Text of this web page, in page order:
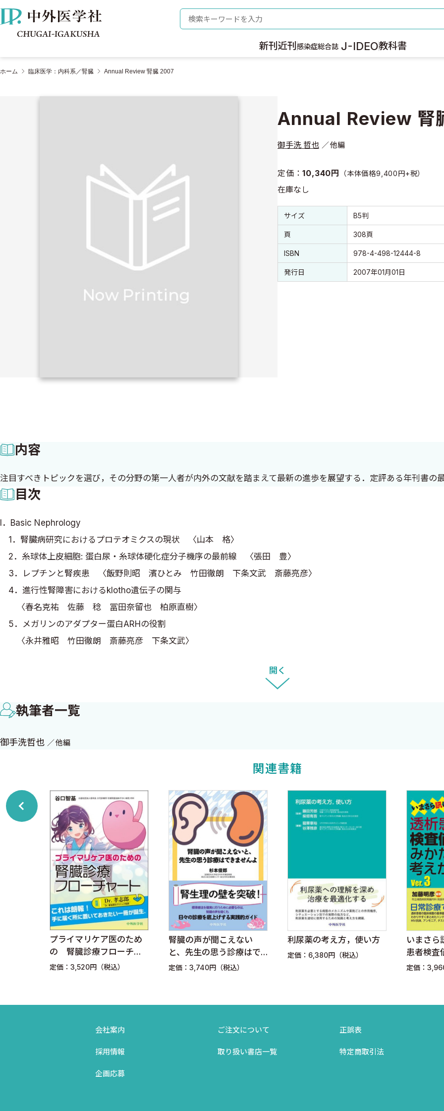
株式会社 中外医学社 検索キーワード
新刊 近刊 感染症総合誌 J-IDEO教科書
ホーム 臨床医学：内科系／腎臓 Annual Review 腎臓 2007
Annual Review 腎
御手洗 哲也 他編
定価：10,340円 （本体価格9,400円+税）
在庫なし
書誌情報
書誌情報
サイズ B5判
頁 308頁
ISBN 978-4-498-12444-8
発行日 2007年01月01日
内容
注目すべきトピックを選び，その分野の第一人者が内外の文献を踏まえて最新の進歩を展望する．定評ある年刊書の
目次
I．Basic Nephrology
1．腎臓病研究におけるプロテオミクスの現状 〈山本 格〉
2．糸球体上皮細胞: 蛋白尿・糸球体硬化症分子機序の最前線 〈張田 豊〉
3．レプチンと腎疾患 〈飯野則昭 濱ひとみ 竹田徹朗 下条文武 斎藤亮彦〉
4．進行性腎障害におけるklotho遺伝子の関与
〈春名克祐 佐藤 稔 冨田奈留也 柏原直樹〉
5．メガリンのアダプター蛋白ARHの役割
〈永井雅昭 竹田徹朗 斎藤亮彦 下条文武〉
7．腎におけるプロスタグランジンシグナリングの新展開 〈平田 拓 金井好克〉
1．腎予後予測マーカーとしてのFSP1 〈岩野正之〉
1．特発性膜性腎症における最近の知見 〈黒木亜紀〉
2．ANCA関連血管炎と悪性腫瘍 〈軽部美穂 有村義宏〉
3．メサンギウム細胞増殖におけるfactor Xaとprotease-activated receptor 2の役割
〈田中美佐 荒井秀典 小野孝彦〉
4．小児腎疾患のキャリーオーバー 〈斉藤 陽 小板橋 靖〉
IV．間質・尿細管
1．急性尿細管障害に対する近位尿細管再生 〈藤垣嘉秀〉
2．アミノ酸尿症の遺伝子変異 〈小泉昭夫〉
V．腎と高血圧
2．グレリンと急性腎不全 〈平田恭信〉
開く
執筆者一覧
御手洗哲也 他編
関連書籍
プライマリケア医のため
の 腎臓診療フローチャ
ート
定価：3,520円（税込）
腎臓の声が聞こえない
と、先生の思う診療はで
きませんよ
定価：3,740円（税込）
利尿薬の考え方，使い方
定価：6,380円（税込）
いまさら
患者検査
えかた
定価：
会社案内
採用情報
企画応募
ご注文について
取り扱い書店一覧
正誤表
特定商取引法